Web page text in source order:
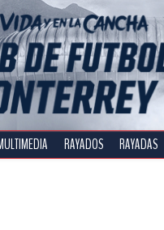
RAYADOS RAYADAS